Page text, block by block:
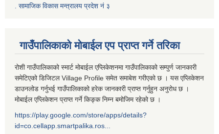
सामाजिक विकास मन्त्रालय प्रदेश नं ३
गाउँपालिकाको मोबाईल एप प्राप्त गर्ने तरिका
रोशी गाउँपालिकाको स्मार्ट मोबाईल एप्लिकेशनमा गाउँपालिकाको सम्पुर्ण जानकारी
समेटिएको डिजिटल Village Profile समेत समाबेश गरीएको छ । यस एप्लिकेशन
डाउनलोड गर्नुभई गाउँपालिकाको हरेक जानकारी प्राप्त गर्नुहुन अनुरोध छ ।
मोबाईल एप्लिकेशन प्राप्त गर्ने किङ्क निम्न बमोजिम रहेको छ ।
https://play.google.com/store/apps/details?
id=co.cellapp.smartpalika.ros...